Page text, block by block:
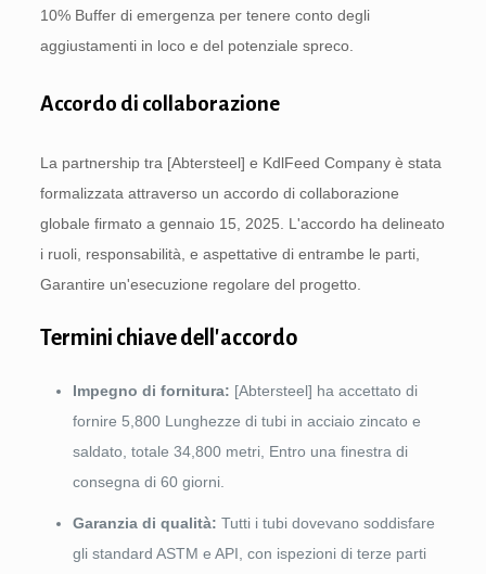
10% Buffer di emergenza per tenere conto degli
aggiustamenti in loco e del potenziale spreco.
Accordo di collaborazione
La partnership tra [Abtersteel] e KdlFeed Company è stata
formalizzata attraverso un accordo di collaborazione
globale firmato a gennaio 15, 2025. L'accordo ha delineato
i ruoli, responsabilità, e aspettative di entrambe le parti,
Garantire un'esecuzione regolare del progetto.
Termini chiave dell'accordo
Impegno di fornitura: [Abtersteel] ha accettato di
fornire 5,800 Lunghezze di tubi in acciaio zincato e
saldato, totale 34,800 metri, Entro una finestra di
consegna di 60 giorni.
Garanzia di qualità: Tutti i tubi dovevano soddisfare
gli standard ASTM e API, con ispezioni di terze parti